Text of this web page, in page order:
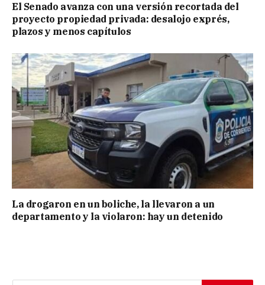
El Senado avanza con una versión recortada del
proyecto propiedad privada: desalojo exprés,
plazos y menos capítulos
La drogaron en un boliche, la llevaron a un
departamento y la violaron: hay un detenido